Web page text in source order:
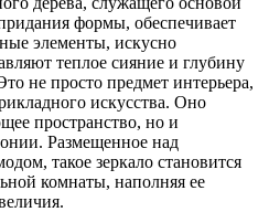
формы, обеспечивает
элементы, искусно
теплое сияние и глубину
не просто предмет интерьера,
искусства. Оно
пространство, но и
Размещенное над
такое зеркало становится
комнаты, наполняя ее